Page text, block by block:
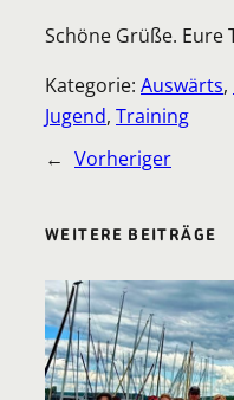
Schöne Grüße. Eure
Kategorie: Auswärts,
Jugend, Training
← Vorheriger
WEITERE BEITRÄGE